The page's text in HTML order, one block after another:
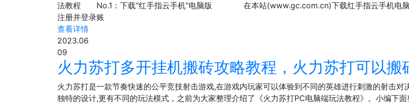
法教程 No.1：下载“红手指云手机”电脑版 在本站(www.gc.com.cn)下载红手指云手机电
注册并登录账
查看详情
2023.06
09
火力苏打多开挂机搬砖攻略教程，火力苏打可以搬
火力苏打是一款节奏快速的公平竞技射击游戏,在游戏内玩家可以体验到不同的英雄进行刺激的射击
独特的设计,更有不同的玩法模式，之前为大家整理介绍了《火力苏打PC电脑端玩法教程》。小编下